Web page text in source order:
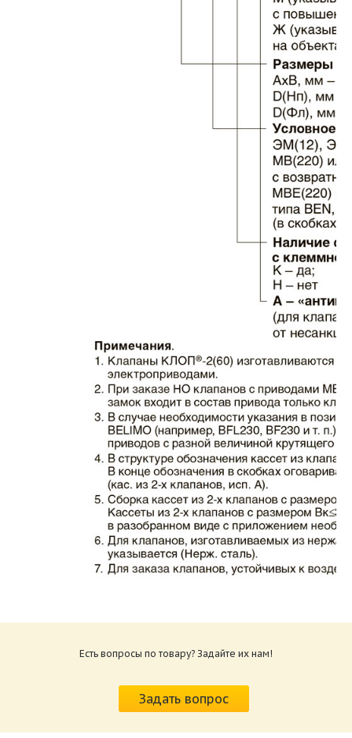
ВИНГС-М КЛОП-2.pdf
приводов КЛОП-2.pdf
Размер: 259.6 Кб
Есть вопросы по товару? Задайте их нам!
Задать вопрос